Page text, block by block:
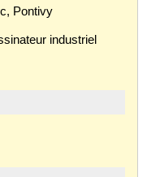
Pontivy
industriel